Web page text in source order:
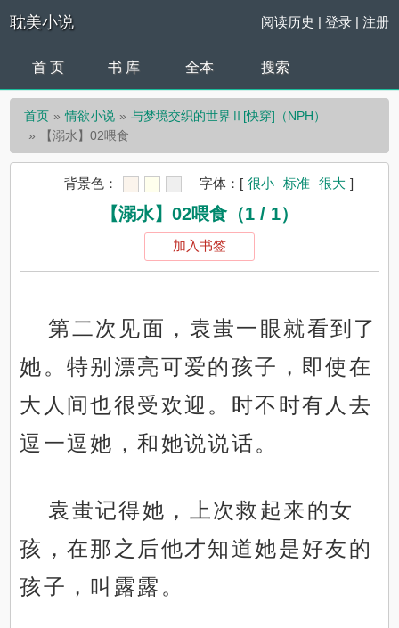
耽美小说 阅读历史 | 登录| 注册
首 页 书 库 全本 搜索
首页 情欲小说
与梦境交织的世界Ⅱ[快穿]（NPH）
【溺水】02喂食
背景色： 字体： [ 很小 标准 很大 ]
【溺水】02喂食（1 / 1）
加入书签
第二次见面，袁蚩一眼就看到了
她。特别漂亮可爱的孩子，即使在
大人间也很受欢迎。时不时有人去
逗一逗她，和她说说话。
袁蚩记得她，上次救起来的女
孩，在那之后他才知道她是好友的
孩子，叫露露。